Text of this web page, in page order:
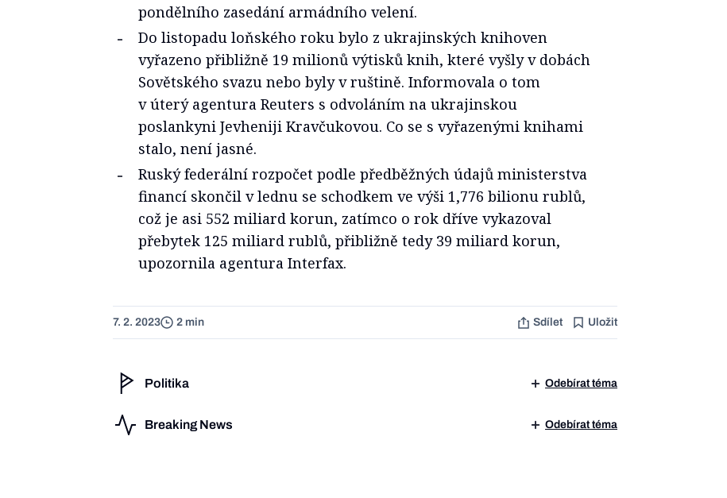
pondělního zasedání armádního velení.
Do listopadu loňského roku bylo z ukrajinských knihoven
vyřazeno přibližně 19 milionů výtisků knih, které vyšly v dobách
Sovětského svazu nebo byly v ruštině. Informovala o tom
v úterý agentura Reuters s odvoláním na ukrajinskou
poslankyni Jevheniji Kravčukovou. Co se s vyřazenými knihami
stalo, není jasné.
Ruský federální rozpočet podle předběžných údajů ministerstva
financí skončil v lednu se schodkem ve výši 1,776 bilionu rublů,
což je asi 552 miliard korun, zatímco o rok dříve vykazoval
přebytek 125 miliard rublů, přibližně tedy 39 miliard korun,
upozornila agentura Interfax.
7. 2. 2023 2 min Sdílet Uložit
Politika Odebírat téma
Breaking News Odebírat téma